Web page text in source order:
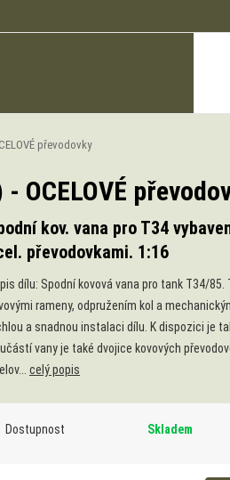
převodovky
OCELOVÉ
kov. vana pro T34
převodovkami. 1:16
dílu: Spodní kovová vana pro tank T34/85.
rameny, odpružením kol a
a snadnou instalaci dílu. K dispozici je
vany je také dvojice kovových
celý popis
Dostupnost Skladem